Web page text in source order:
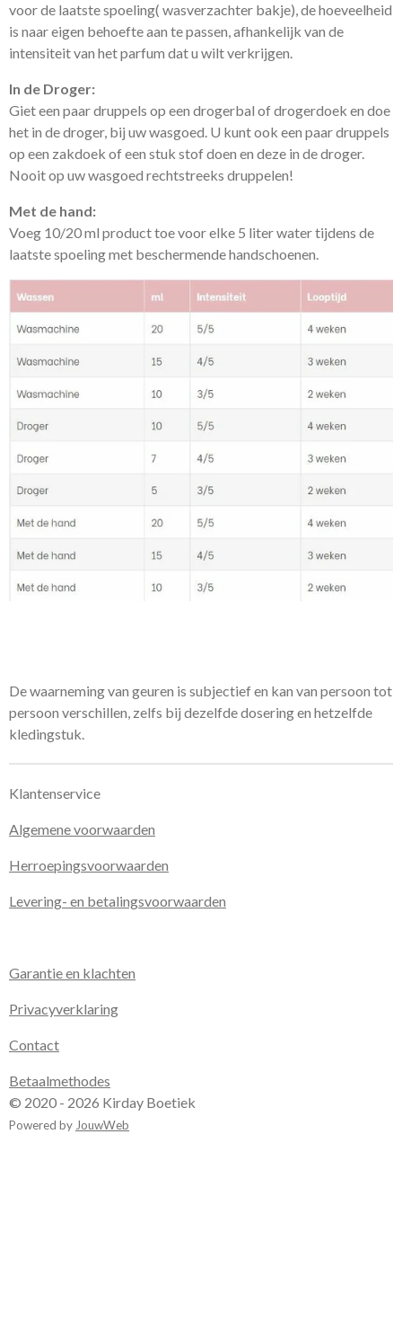
voor de laatste spoeling( wasverzachter bakje), de hoeveelheid
is naar eigen behoefte aan te passen, afhankelijk van de
intensiteit van het parfum dat u wilt verkrijgen.
In de Droger:
Giet een paar druppels op een drogerbal of drogerdoek en doe
het in de droger, bij uw wasgoed. U kunt ook een paar druppels
op een zakdoek of een stuk stofdoen en deze in de droger.
Nooit op uw wasgoed rechtstreeks druppelen!
Met de hand:
Voeg 10/20 ml product toe voor elke 5 liter water tijdens de
laatste spoeling met beschermende handschoenen.
De waarneming van geuren is subjectief en kan van persoon tot
persoon verschillen, zelfs bij dezelfde dosering en hetzelfde
kledingstuk.
Klantenservice
Algemene voorwaarden
Herroepingsvoorwaarden
Levering- en betalingsvoorwaarden
Garantie en klachten
Privacyverklaring
Contact
Betaalmethodes
© 2020 - 2026 Kirday Boetiek
Powered byJouwWeb